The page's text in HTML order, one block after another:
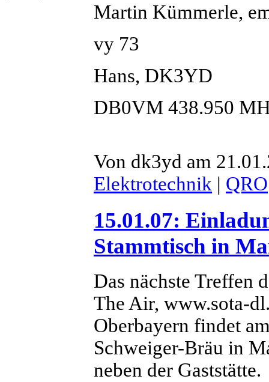
Martin Kümmerle,
vy 73
Hans, DK3YD
DB0VM 438.950
Von dk3yd am
Elektrotechnik | QRO
15.01.07:
Stammtisch in
Das nächste Treffen
The Air, www.sota-
Oberbayern findet
Schweiger-Bräu in
neben der Gaststätte.